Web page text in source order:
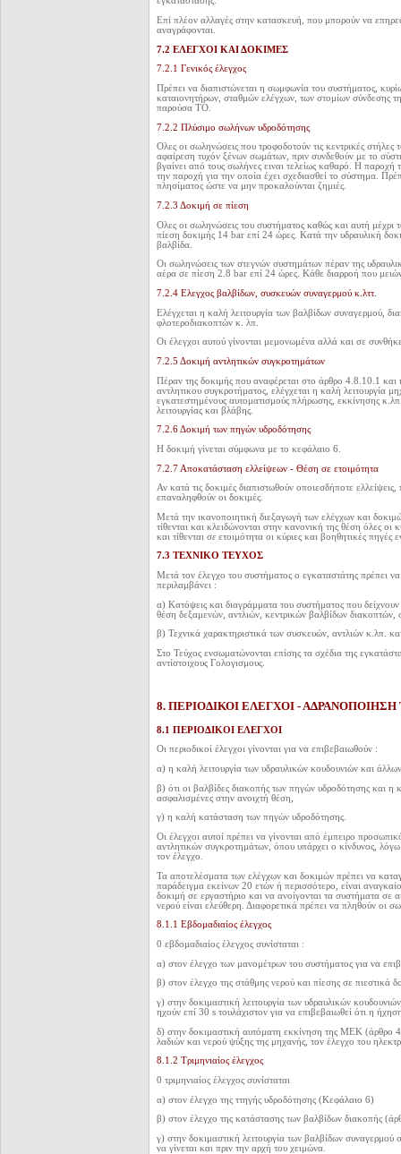
Επί πλέον αλλαγές στην κατασκευή, που μπορούν να
αναγράφονται.
7.2 ΕΛΕΓΧΟΙ ΚΑΙ ΔΟΚΙΜΕΣ
7.2.1 Γενικός έλεγχος
Πρέπει να διαπιστώνεται η σωμφωνία του συστήματος,
καταιονητήρων, σταθμών ελέγχων, των στομίων σύνδεσης
παρούσα ΤΟ.
7.2.2 Πλύσιμο σωλήνων υδροδότησης
Ολες οι σωληνώσεις που τροφοδοτούν τις κεντρικές
αφαίρεση τυχόν ξένων σωμάτων, πριν συνδεθούν με το
βγαίνει από τους σωλήνες ειναι τελείως καθαρό. Η
την παροχή για την οποία έχει σχεδιασθεί το σύστημα.
πλησίματος ώστε να μην προκαλούνται ζημιές.
7.2.3 Δοκιμή σε πίεση
Ολες οι σωληνώσεις του συστήματος καθώς και αυτή
πίεση δοκιμής 14 bar επί 24 ώρες. Κατά την υδραυλική
βαλβίδα.
Οι σωληνώσεις των στεγνών συστημάτων πέραν της
αέρα σε πίεση 2.8 bar επί 24 ώρες. Κάθε διαρροή που
7.2.4 Ελεγχος βαλβίδων, συσκευών συναγερμού κ.λττ.
Ελέγχεται η καλή λειτουργία των βαλβίδων συναγερμού,
φλοτεροδιακοπτών κ. λπ.
Οι έλεγχοι αυτού γίνονται μεμονωμένα αλλά και σε
7.2.5 Δοκιμή αντλητικών συγκροτημάτων
Πέραν της δοκιμής που αναφέρεται στο άρθρο 4.8.10.1 και
αντλητικου συγκροτήματος, ελέγχεται η καλή λειτουργία
εγκατεστημένους αυτοματισμούς πλήρωσης, εκκίνησης
λειτουργίας και βλάβης.
7.2.6 Δοκιμή των πηγών υδροδότησης
Η δοκιμή γίνεται σύμφωνα με το κεφάλαιο 6.
7.2.7 Αποκατάσταση ελλείψεων - Θέση σε ετοιμότητα
Αν κατά τις δοκιμές διαπιστωθούν οποιεσδήποτε
επαναληφθούν οι δοκιμές.
Μετά την ικανοποιητική διεξαγωγή των ελέγχων και
τίθενται και κλειδώνονται στην κανονική της θέση όλες οι
και τίθενται σεετοιμότητα οι κύριες και βοηθητικές πηγές
7.3 ΤΕΧΝΙΚΟ ΤΕΥΧΟΣ
Μετά τον έλεγχο του συστήματος ο εγκαταστάτης πρέπει
περιλαμβάνει :
α) Κατόψεις και διαγράμματα του συστήματος που
θέση δεξαμενών, αντλιών, κεντρικών βαλβίδων διακοπτών,
β) Τεχνικά χαρακτηριστικά των συσκευών, αντλιών κ.λπ.
Στο Τεύχος ενσωματώνονται επίσης τα σχέδια της
αντίστοιχους Γολογισμους.
8. ΠΕΡΙΟΔΙΚΟΙ ΕΛΕΓΧΟΙ -
8.1 ΠΕΡΙΟΔΙΚΟΙ ΕΛΕΓΧΟΙ
Οι περιοδικοί έλεγχοι γίνονται για να επιβεβαιωθούν :
α) η καλή λειτουργία των υδραυλικών κουδουνιών και
β) ότι οι βαλβίδες διακοπής των πηγών υδροδότησης και η
ασφαλισμένες στην ανοιχτή θέση,
γ) η καλή κατάσταση των πηγών υδροδότησης.
Οι έλεγχοι αυτοί πρέπει να γίνονται από έμπειρο
αντλητικών συγκροτημάτων, όπου υπάρχει ο κίνδυνος,
τον έλεγχο.
Τα αποτελέσματα των ελέγχων και δοκιμών πρέπει να
παράδειγμα εκείνων 20 ετών ή περισσότερο, είναι
δοκιμή σε εργαστήριο και να ανοίγονται τα συστήματα σε
νερού είναι ελεύθερη. Διαφορετικά πρέπει να πληθούν οι
8.1.1 Εβδομαδιαίος έλεγχος
0 εβδομαδιαίος έλεγχος συνίσταται :
α) στον έλεγχο των μανομέτρων του συστήματος για να
β) στον έλεγχο της στάθμης νερού και πίεσης σε πιεστικά
γ) στην δοκιμαστική λειτουργία των υδραυλικών
ηχούν επί 30 s τουλάχιστον για να επιβεβαιωθεί ότι η
δ) στην δοκιμαστική αυτόματη εκκίνηση της ΜΕΚ (άρθρο
λαδιών και νερού ψύξης της μηχανής, τον έλεγχο του
8.1.2 Τριμηνιαίος έλεγχος
0 τριμηνιαίος έλεγχος συνίσταται
α) στον έλεγχο της ττηγής υδροδότησης (Κεφάλαιο 6)
β) στον έλεγχο της κατάστασης των βαλβίδων διακοπής
γ) στην δοκιμαστική λειτουργία των βαλβίδων
να γίνεται και πριν την αρχή του χειμώνα.